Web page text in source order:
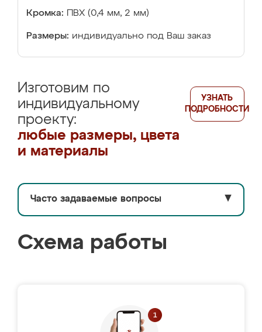
Кромка: ПВХ (0,4 мм, 2 мм)
Размеры: индивидуально под Ваш заказ
Изготовим по
индивидуальному
проекту:
любые размеры, цвета
и материалы
УЗНАТЬ
ПОДРОБНОСТИ
Часто задаваемые вопросы ▼
Схема работы